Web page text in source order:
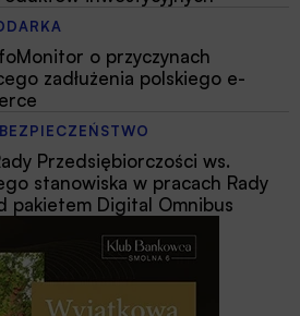
o przyczynach
zadłużenia polskiego e-
Przedsiębiorczości ws.
stanowiska w pracach Rady
pakietem Digital Omnibus